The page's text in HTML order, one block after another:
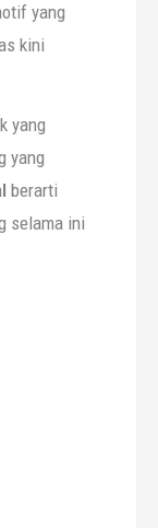
yang
kini
yang
yang
berarti
selama ini